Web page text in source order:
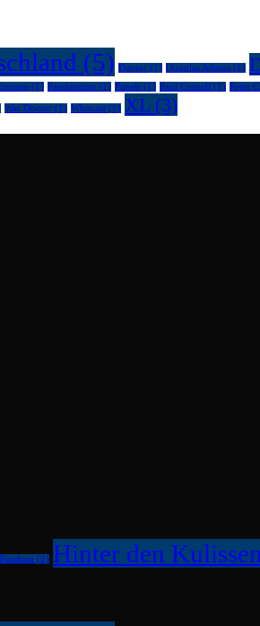
(5) Doctor (1) Douglas Adams (1)
(1) Pandastorm (1) Panels (1) Paul Cornell (1) Peter
War Doctor (1) Whocast (1) XL (3)
Fandom (2) Hinter den Kulissen